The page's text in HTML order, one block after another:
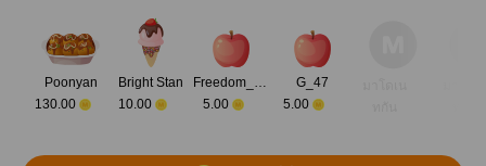
Poonyan
130.00
Bright Stan
10.00
Freedom_mon
5.00
G_47
5.00